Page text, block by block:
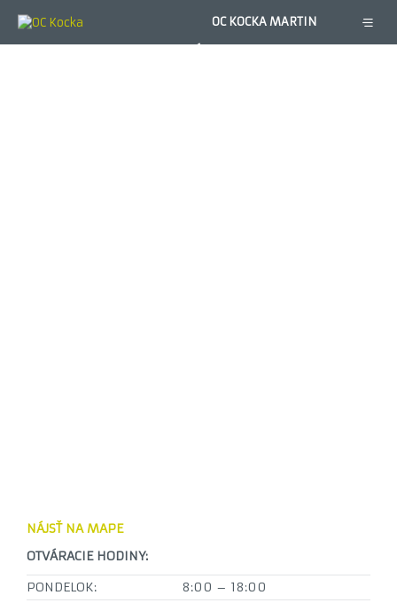
OC KOCKA MARTIN
NÁJSŤ NA MAPE
OTVÁRACIE HODINY:
PONDELOK:
8:00 – 18:00